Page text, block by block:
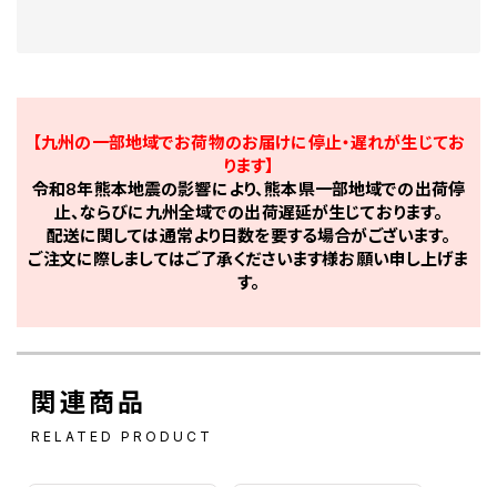
【九州の一部地域でお荷物のお届けに停止・遅れが生じてお
ります】
令和8年熊本地震の影響により、熊本県一部地域での出荷停
止、ならびに九州全域での出荷遅延が生じております。
配送に関しては通常より日数を要する場合がございます。
ご注文に際しましてはご了承くださいます様お願い申し上げま
す。
関連商品
RELATED PRODUCT